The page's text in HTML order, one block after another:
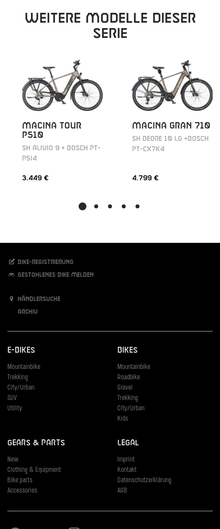
Weitere Modelle dieser
Serie
MACINA TOUR
P510
SH ALIVIO 9 + BOSCH PT-
P5I4
3.449 €
MACINA GRAN 710
SH DEORE 10 LG +BOSCH
PT-CX7K4
4.799 €
Bike-Registrierung
Gestohlenes Bike melden
Händlersuche
Archiv
E-Bikes
Mountainbike
Trekking
City/Urban
SUV
Utility
Bikes
Mountainbike
Roadbike
Gravel
Trekking
City/Urban
Kids
Gears & Parts
New
Clothing & Equipment
Bike parts
Accessories
Legal
Imprint
Kontakt
Datenschutzerklärung
AGB